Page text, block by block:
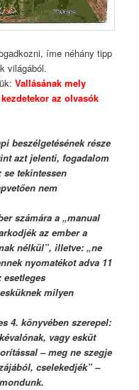
íme néhány tipp
világából.
Vallásának mely
az olvasók
beszélgetésének része
azt jelenti, fogadalom
tekintessen
nem
számára a „manual
az ember a
nélkül”, illetve: „ne
nyomatékot adva 11
milyen
4. könyvében szerepel:
vagy esküt
– meg ne szegje
cselekedjék” –